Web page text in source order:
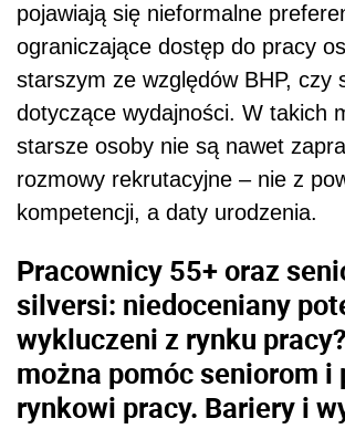
pojawiają się nieformalne
ograniczające dostęp do pracy
starszym ze względów BHP, czy
dotyczące wydajności. W takich
starsze osoby nie są nawet
rozmowy rekrutacyjne – nie z
kompetencji, a daty urodzenia.
Pracownicy 55+ oraz
silversi: niedoceniany
wykluczeni z rynku
można pomóc seniorom i
rynkowi pracy. Bariery i